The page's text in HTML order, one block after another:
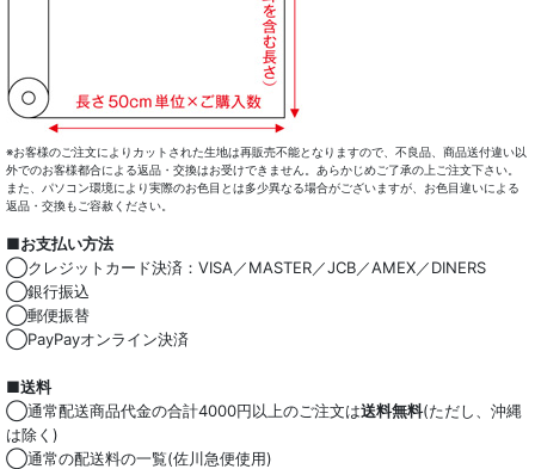
※お客様のご注文によりカットされた生地は再販売不能となりますので、不良品、商品送付違い以
外でのお客様都合による返品・交換はお受けできません。あらかじめご了承の上ご注文下さい。
また、パソコン環境により実際のお色目とは多少異なる場合がございますが、お色目違いによる
返品・交換もご容赦ください。
■お支払い方法
◯クレジットカード決済：VISA／MASTER／JCB／AMEX／DINERS
◯銀行振込
◯郵便振替
◯PayPayオンライン決済
■送料
◯通常配送商品代金の合計4000円以上のご注文は送料無料(ただし、沖縄
は除く)
◯通常の配送料の一覧(佐川急便使用)